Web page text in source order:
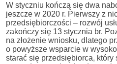
W styczniu kończą się dwa
jeszcze w 2020 r. Pierwszy z
przedsiębiorczości – rozwój
zakończy się 13 stycznia br.
na złożenie wniosku, dlatego
o powyższe wsparcie w
starać się przedsiębiorca, który